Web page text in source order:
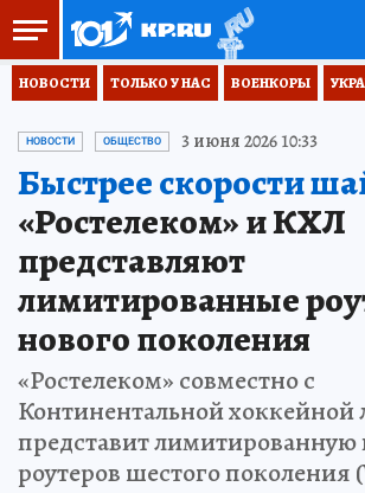
НОВОСТИ ТОЛЬКО У НАС ВОЕНКОРЫ
НОВОСТИ ОБЩЕСТВО 3 июня 2026 10:33
Быстрее скорости
«Ростелеком» и КХЛ
представляют
лимитированные
нового поколения
«Ростелеком» совместно с
Континентальной
представит
роутеров шестого поколения